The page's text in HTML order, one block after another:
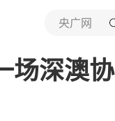
央广网
场深澳协